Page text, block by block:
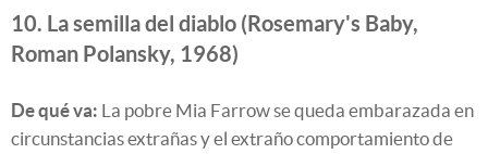
10. La semilla del diablo (Rosemary's Baby,
Roman Polansky, 1968)
De qué va: La pobre Mia Farrow se queda embarazada en
circunstancias extrañas y el extraño comportamiento de